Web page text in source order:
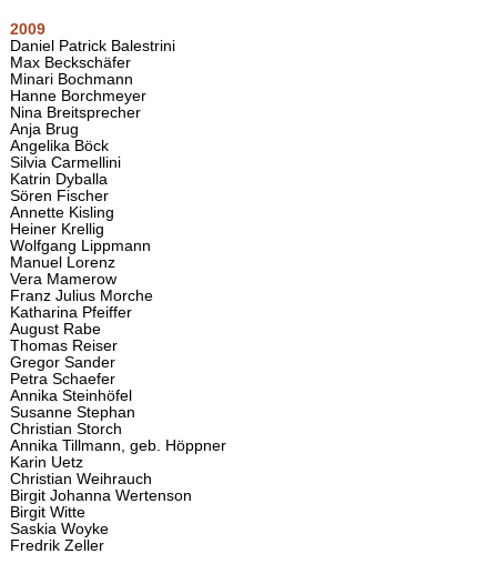
2009
Daniel Patrick Balestrini
Max Beckschäfer
Minari Bochmann
Hanne Borchmeyer
Nina Breitsprecher
Anja Brug
Angelika Böck
Silvia Carmellini
Katrin Dyballa
Sören Fischer
Annette Kisling
Heiner Krellig
Wolfgang Lippmann
Manuel Lorenz
Vera Mamerow
Franz Julius Morche
Katharina Pfeiffer
August Rabe
Thomas Reiser
Gregor Sander
Petra Schaefer
Annika Steinhöfel
Susanne Stephan
Christian Storch
Annika Tillmann, geb. Höppner
Karin Uetz
Christian Weihrauch
Birgit Johanna Wertenson
Birgit Witte
Saskia Woyke
Fredrik Zeller